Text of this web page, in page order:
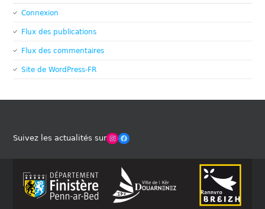
Connexion
Flux des publications
Flux des commentaires
Site de WordPress-FR
Suivez les actualités surWinches Club OfficielFacebook